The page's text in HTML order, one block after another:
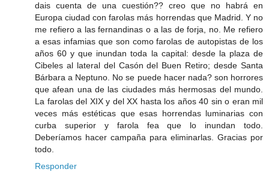
dais cuenta de una cuestión?? creo que no habrá en
Europa ciudad con farolas más horrendas que Madrid. Y no
me refiero a las fernandinas o a las de forja, no. Me refiero
a esas infamias que son como farolas de autopistas de los
años 60 y que inundan toda la capital: desde la plaza de
Cibeles al lateral del Casón del Buen Retiro; desde Santa
Bárbara a Neptuno. No se puede hacer nada? son horrores
que afean una de las ciudades más hermosas del mundo.
La farolas del XIX y del XX hasta los años 40 sin o eran mil
veces más estéticas que esas horrendas luminarias con
curba superior y farola fea que lo inundan todo.
Deberíamos hacer campaña para eliminarlas. Gracias por
todo.
Responder